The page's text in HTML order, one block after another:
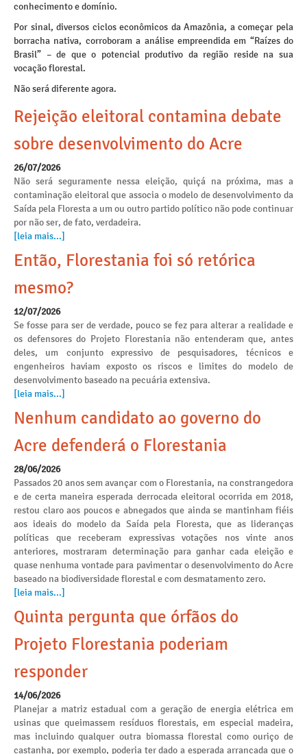
conhecimento e domínio.
Por sinal, diversos ciclos econômicos da Amazônia, a começar pela
borracha nativa, corroboram a análise empreendida em “Raízes do
Brasil” – de que o potencial produtivo da região reside na sua
vocação florestal.
Não será diferente agora.
Rejeição eleitoral contamina debate
sobre desenvolvimento do Acre
26/07/2026
Não será seguramente nessa eleição, quiçá na próxima, mas a
contaminação eleitoral que associa o modelo de desenvolvimento da
Saída pela Floresta a um ou outro partido político não pode continuar
por não ser, de fato, verdadeira.
[leia mais...]
Então, Florestania foi só retórica
mesmo?
12/07/2026
Se fosse para ser de verdade, pouco se fez para alterar a realidade e
os defensores do Projeto Florestania não entenderam que, antes
deles, um conjunto expressivo de pesquisadores, técnicos e
engenheiros haviam exposto os riscos e limites do modelo de
desenvolvimento baseado na pecuária extensiva.
[leia mais...]
Nenhum candidato ao governo do
Acre defenderá o Florestania
28/06/2026
Passados 20 anos sem avançar com o Florestania, na constrangedora
e de certa maneira esperada derrocada eleitoral ocorrida em 2018,
restou claro aos poucos e abnegados que ainda se mantinham fiéis
aos ideais do modelo da Saída pela Floresta, que as lideranças
políticas que receberam expressivas votações nos vinte anos
anteriores, mostraram determinação para ganhar cada eleição e
quase nenhuma vontade para pavimentar o desenvolvimento do Acre
baseado na biodiversidade florestal e com desmatamento zero.
[leia mais...]
Quinta pergunta que órfãos do
Projeto Florestania poderiam
responder
14/06/2026
Planejar a matriz estadual com a geração de energia elétrica em
usinas que queimassem resíduos florestais, em especial madeira,
mas incluindo qualquer outra biomassa florestal como ouriço de
castanha, por exemplo, poderia ter dado a esperada arrancada que o